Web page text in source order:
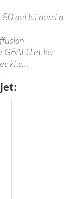
80 qui lui aussi a
G6ALU et les
kits…